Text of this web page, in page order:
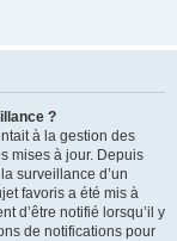
?
à la gestion des
mises à jour. Depuis
surveillance d’un
favoris a été mis à
d’être notifié lorsqu’il y
de notifications pour